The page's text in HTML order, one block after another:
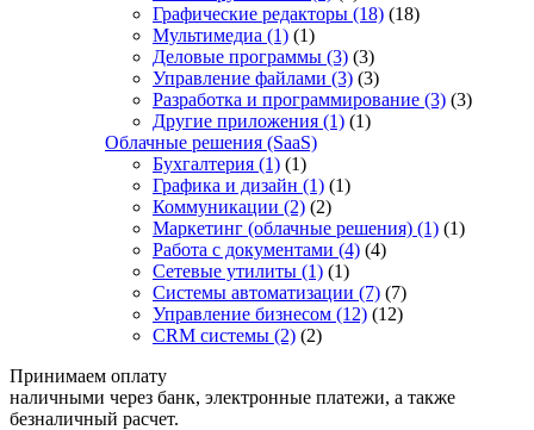
Графические редакторы (18) (18)
Мультимедиа (1) (1)
Деловые программы (3) (3)
Управление файлами (3) (3)
Разработка и программирование (3) (3)
Другие приложения (1) (1)
Облачные решения (SaaS)
Бухгалтерия (1) (1)
Графика и дизайн (1) (1)
Коммуникации (2) (2)
Маркетинг (облачные решения) (1) (1)
Работа с документами (4) (4)
Сетевые утилиты (1) (1)
Системы автоматизации (7) (7)
Управление бизнесом (12) (12)
CRM системы (2) (2)
Принимаем оплату
наличными через банк, электронные платежи, а также
безналичный расчет.